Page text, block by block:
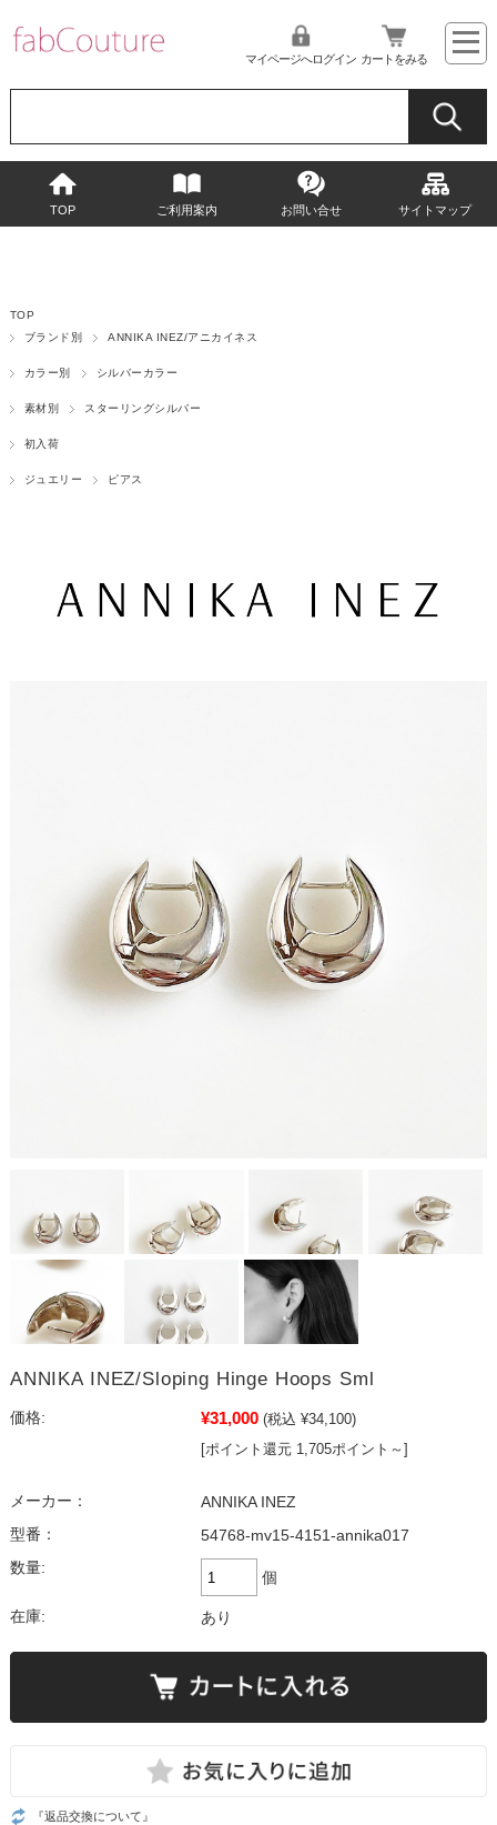
マイページへログイン カートをみる
TOP ご利用案内 お問い合せ サイトマップ
TOP
ブランド別
ANNIKA INEZ/アニカイネス
カラー別 シルバーカラー
素材別 スターリングシルバー
初入荷
ジュエリー ピアス
ANNIKA INEZ/Sloping Hinge Hoops Sml
価格: ¥31,000 (税込 ¥34,100)
[ポイント還元 1,705ポイント～]
メーカー：
ANNIKA INEZ
型番：
54768-mv15-4151-annika017
数量:
個
在庫: あり
『返品交換について』